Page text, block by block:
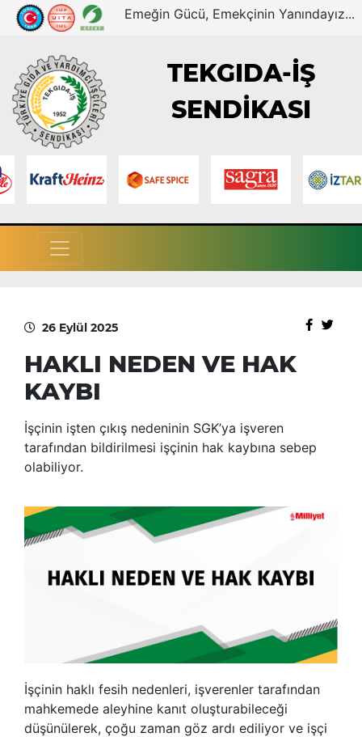
Emeğin Gücü, Emekçinin Yanındayız...
TEKGIDA-İŞ
SENDİKASI
26 Eylül 2025
HAKLI NEDEN VE HAK
KAYBI
İşçinin işten çıkış nedeninin SGK’ya işveren
tarafından bildirilmesi işçinin hak kaybına sebep
olabiliyor.
İşçinin haklı fesih nedenleri, işverenler tarafından
mahkemede aleyhine kanıt oluşturabileceği
düşünülerek, çoğu zaman göz ardı ediliyor ve işçi